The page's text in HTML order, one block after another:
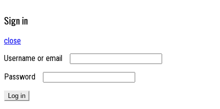
Sign in
close
Username or email
Password
Log in